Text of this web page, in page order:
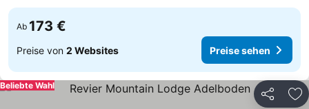
Ab 173 €
Preise von 2 Websites Preise sehen
Teilen
Beliebte Wahl